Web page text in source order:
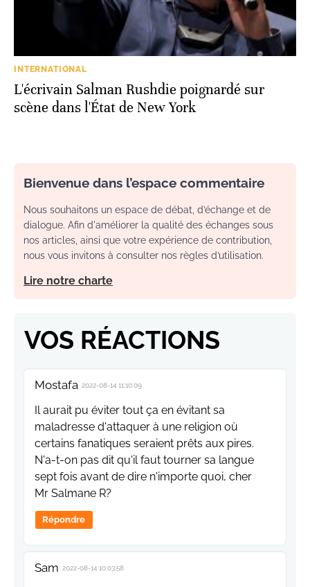
INTERNATIONAL
L'écrivain Salman Rushdie poignardé sur
scène dans l'État de New York
Bienvenue dans l’espace commentaire
Nous souhaitons un espace de débat, d’échange et de
dialogue. Afin d'améliorer la qualité des échanges sous
nos articles, ainsi que votre expérience de contribution,
nous vous invitons à consulter nos règles d’utilisation.
Lire notre charte
VOS RÉACTIONS
Mostafa 2022-08-14 11:10:09
Il aurait pu éviter tout ça en évitant sa
maladresse d'attaquer à une religion où
certains fanatiques seraient prêts aux pires.
N'a-t-on pas dit qu'il faut tourner sa langue
sept fois avant de dire n'importe quoi, cher
Mr Salmane R?
Répondre
Sam 2022-08-14 10:03:58